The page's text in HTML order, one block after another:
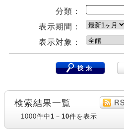
分類：
表示期間：
表示対象：
検索結果一覧
1000件中1 － 10件を表示